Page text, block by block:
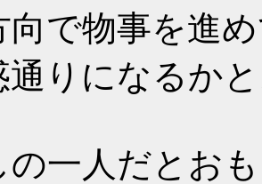
向で物事を進
通りになるか
の一人だとお